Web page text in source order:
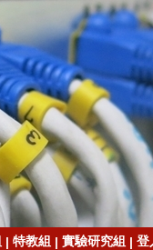
| 特教組 | 實驗研究組 | 登